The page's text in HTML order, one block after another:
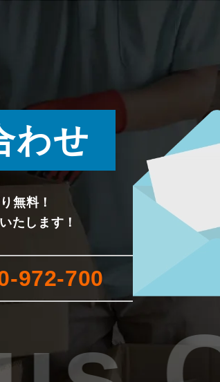
わせ
無料！
たします！
972-700